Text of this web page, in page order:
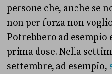
persone che, anche se
non per forza non
Potrebbero ad esempio
prima dose. Nella
settembre, ad esempio,